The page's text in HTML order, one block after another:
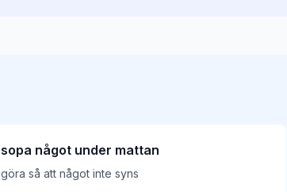
sopa något under mattan
göra så att något inte syns